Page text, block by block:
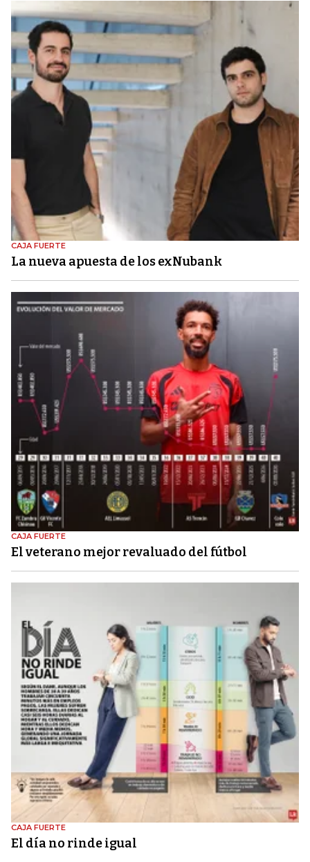
CAJA FUERTE
La nueva apuesta de los exNubank
CAJA FUERTE
El veterano mejor revaluado del fútbol
CAJA FUERTE
El día no rinde igual